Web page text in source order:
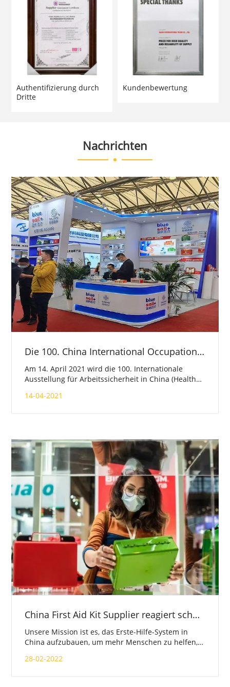
Authentifizierung durch
Dritte
Kundenbewertung
Nachrichten
Die 100. China International Occupational Safety - Health Goods Expo wird feierlich eröffnet
Am 14. April 2021 wird die 100. Internationale
Ausstellung für Arbeitssicherheit in China (Health
Co. ,, Ltd begrüßt Sie am Stand 3F08 in Halle E3.
14-04-2021
China First Aid Kit Supplier reagiert schnell auf Ihre Bedürfnisse
Unsere Mission ist es, das Erste-Hilfe-System in
China aufzubauen, um mehr Menschen zu helfen,
zu verringern. Das Unternehmen produziert derzeit
28-02-2022